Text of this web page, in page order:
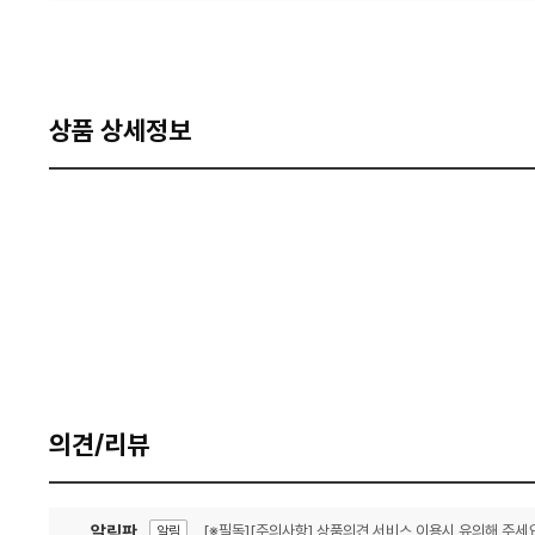
상품 상세정보
의견/리뷰
알림 [※필독][주의사항] 상품의견 서비스 이용시 유의해 주세